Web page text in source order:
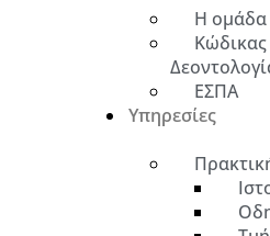
Η ομάδα
Κώδικας
ΕΣΠΑ
Υπηρεσίες